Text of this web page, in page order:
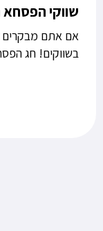
שווקי הפסחא
אם אתם מבקרים
בשווקים! חג